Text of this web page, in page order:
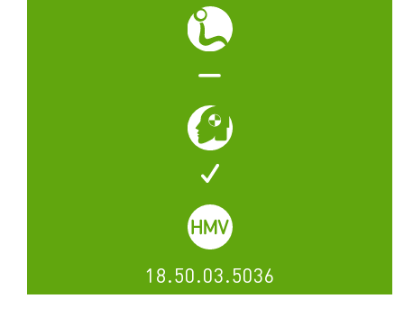
18.50.03.5036